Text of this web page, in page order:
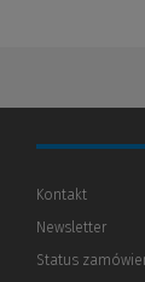
Kontakt
Newsletter
Status